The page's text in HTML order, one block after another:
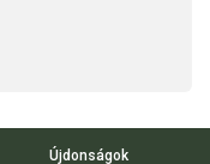
Újdonságok